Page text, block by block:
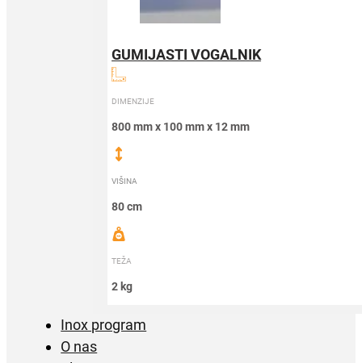
GUMIJASTI VOGALNIK
DIMENZIJE
800 mm x 100 mm x 12 mm
VIŠINA
80 cm
TEŽA
2 kg
Inox program
O nas